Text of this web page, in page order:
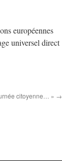
européennes
universel direct
citoyenne… » →